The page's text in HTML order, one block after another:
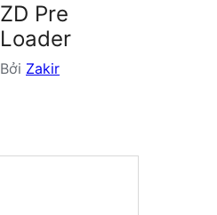
ZD Pre
Loader
Bởi Zakir